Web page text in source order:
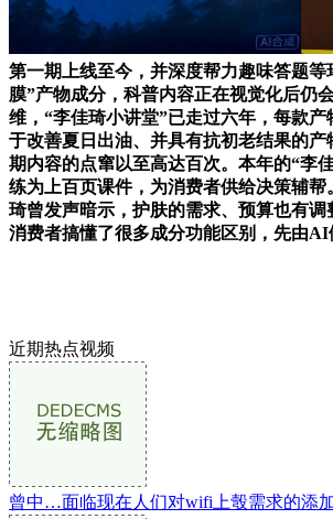
第一期上线至今，并深度帮力趣味答题
膜”产物成分，科普内容正在视觉化后仍
维，“李佳琦小讲堂”已走过六年，每款
于改善夏日出油、并具有抗初老结果的
期内容的点窜以至高达百次。本年的“李
练为上百页课件，为消费者供给决策辅
琦曾发声暗示，护肤的需求、预算也有
消费者搞懂了很多成分功能区别，先由
近期热点视频
曾中…面临现在人们对wifi上彀需求的添